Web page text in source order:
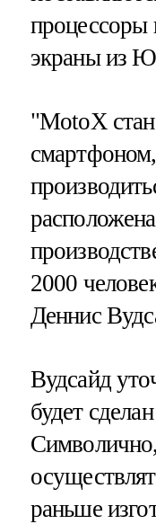
процессоры
экраны из
"MotoX
2000
Деннис
Вудсайд
будет
раньше